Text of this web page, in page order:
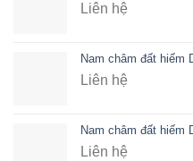
Liên hệ
Nam châm đất hiếm
Liên hệ
Nam châm đất hiếm
Liên hệ